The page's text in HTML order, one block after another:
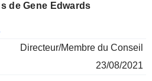
de Gene Edwards
Directeur/Membre du Conseil
23/08/2021